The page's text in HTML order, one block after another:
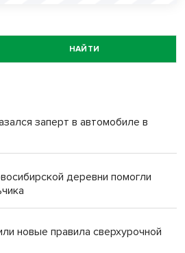
НАЙТИ
заперт в автомобиле в
деревни помогли
новые правила сверхурочной